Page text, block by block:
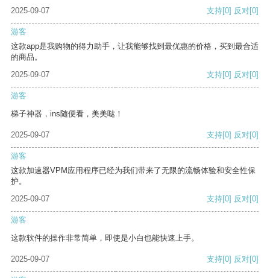
2025-09-07
支持[0] 反对[0]
游客
这款app是我购物的得力助手，让我能够找到最优惠的价格，买到最合适
的商品。
2025-09-07
支持[0] 反对[0]
游客
梯子神器，ins随便看，美美哒！
2025-09-07 支持[0] 反对[0]
游客
这款加速器VPM应用程序已经为我们带来了无限的流畅体验和安全性保
护。
2025-09-07
支持[0] 反对[0]
游客
这款软件的操作非常简单，即使是小白也能快速上手。
2025-09-07 支持[0] 反对[0]